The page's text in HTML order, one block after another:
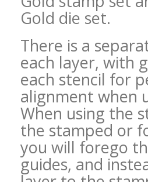
Gold die set.
There is a
each layer, with
each stencil for
alignment when
When using the
the stamped or
you will forego
guides, and